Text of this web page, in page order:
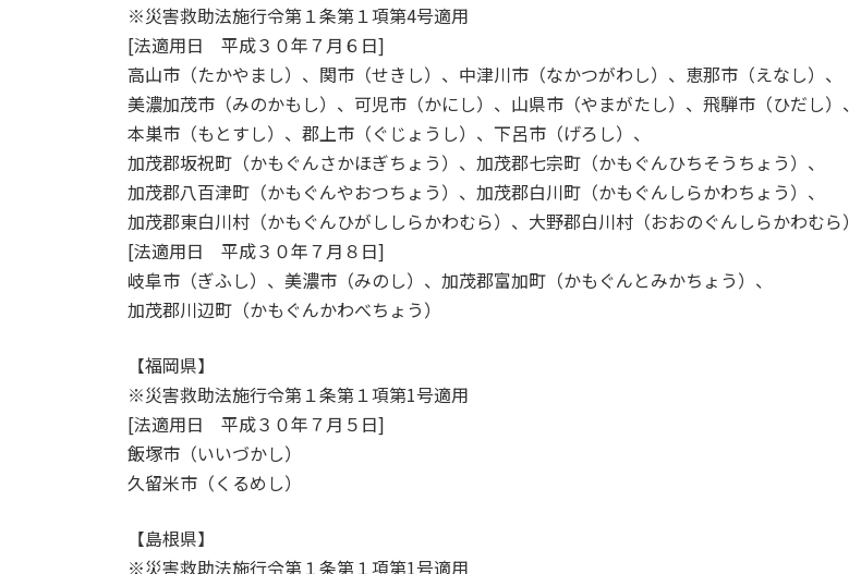
※災害救助法施行令第１条第１項第4号適用
[法適用日 平成３０年７月６日]
高山市（たかやまし）、関市（せきし）、中津川市（なかつがわし）、恵那市（えなし）、
美濃加茂市（みのかもし）、可児市（かにし）、山県市（やまがたし）、飛騨市（ひだし）、
本巣市（もとすし）、郡上市（ぐじょうし）、下呂市（げろし）、
加茂郡坂祝町（かもぐんさかほぎちょう）、加茂郡七宗町（かもぐんひちそうちょう）、
加茂郡八百津町（かもぐんやおつちょう）、加茂郡白川町（かもぐんしらかわちょう）、
加茂郡東白川村（かもぐんひがししらかわむら）、大野郡白川村（おおのぐんしらかわむら）
[法適用日 平成３０年７月８日]
岐阜市（ぎふし）、美濃市（みのし）、加茂郡富加町（かもぐんとみかちょう）、
加茂郡川辺町（かもぐんかわべちょう）
【福岡県】
※災害救助法施行令第１条第１項第1号適用
[法適用日 平成３０年７月５日]
飯塚市（いいづかし）
久留米市（くるめし）
【島根県】
※災害救助法施行令第１条第１項第1号適用